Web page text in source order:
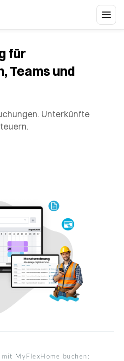
für
Teams und
Unterkünfte
MyFlexHome buchen: